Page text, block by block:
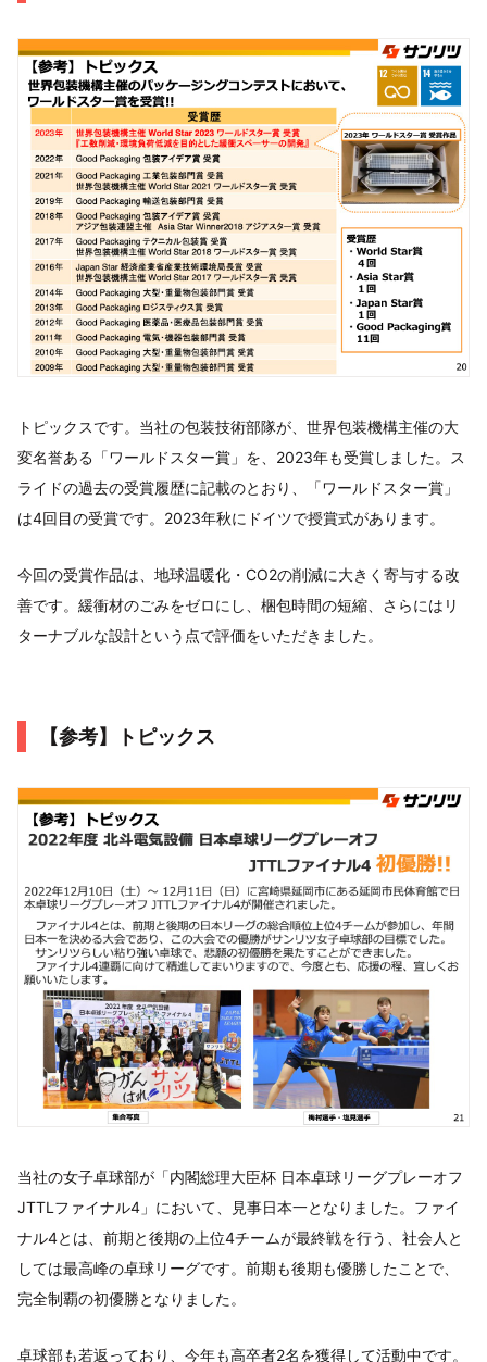
トピックスです。当社の包装技術部隊が、世界包装機構主催の大
変名誉ある「ワールドスター賞」を、2023年も受賞しました。ス
ライドの過去の受賞履歴に記載のとおり、「ワールドスター賞」
は4回目の受賞です。2023年秋にドイツで授賞式があります。
今回の受賞作品は、地球温暖化・CO2の削減に大きく寄与する改
善です。緩衝材のごみをゼロにし、梱包時間の短縮、さらにはリ
ターナブルな設計という点で評価をいただきました。
【参考】トピックス
当社の女子卓球部が「内閣総理大臣杯 日本卓球リーグプレーオフ
JTTLファイナル4」において、見事日本一となりました。ファイ
ナル4とは、前期と後期の上位4チームが最終戦を行う、社会人と
しては最高峰の卓球リーグです。前期も後期も優勝したことで、
完全制覇の初優勝となりました。
卓球部も若返っており、今年も高卒者2名を獲得して活動中です。